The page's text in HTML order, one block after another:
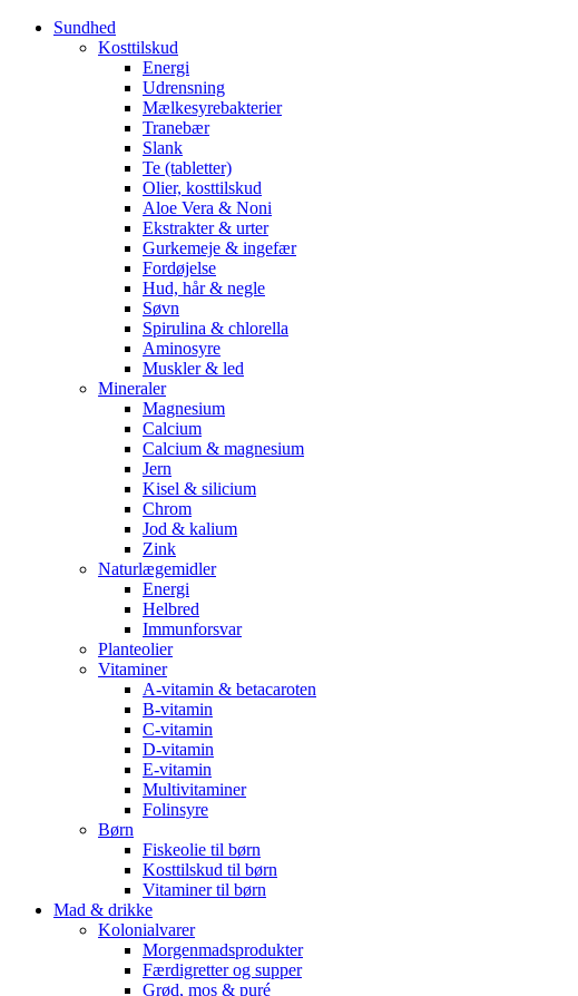
Sundhed
Kosttilskud
Energi
Udrensning
Mælkesyrebakterier
Tranebær
Slank
Te (tabletter)
Olier, kosttilskud
Aloe Vera & Noni
Ekstrakter & urter
Gurkemeje & ingefær
Fordøjelse
Hud, hår & negle
Søvn
Spirulina & chlorella
Aminosyre
Muskler & led
Mineraler
Magnesium
Calcium
Calcium & magnesium
Jern
Kisel & silicium
Chrom
Jod & kalium
Zink
Naturlægemidler
Energi
Helbred
Immunforsvar
Planteolier
Vitaminer
A-vitamin & betacaroten
B-vitamin
C-vitamin
D-vitamin
E-vitamin
Multivitaminer
Folinsyre
Børn
Fiskeolie til børn
Kosttilskud til børn
Vitaminer til børn
Mad & drikke
Kolonialvarer
Morgenmadsprodukter
Færdigretter og supper
Grød, mos & puré